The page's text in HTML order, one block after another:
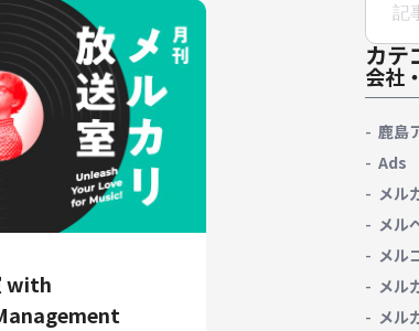
プロダクト・ビジネス
経営・事業企画
事業開発
カスタマーサービス
マーケティング・PR
データアナリティクス
プロダクトデザイン
セキュリティ・プライバシー
with
カテ
会社
鹿島
Ads
メル
メル
メル
メル
メル